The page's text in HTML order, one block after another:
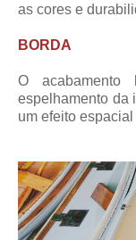
as cores e
BORDA
O
espelhamento da
um efeito